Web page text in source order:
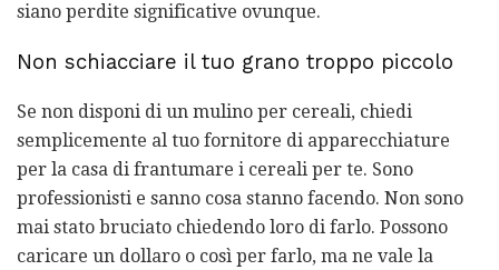
siano perdite significative ovunque.
Non schiacciare il tuo grano troppo piccolo
Se non disponi di un mulino per cereali, chiedi
semplicemente al tuo fornitore di apparecchiature
per la casa di frantumare i cereali per te. Sono
professionisti e sanno cosa stanno facendo. Non sono
mai stato bruciato chiedendo loro di farlo. Possono
caricare un dollaro o così per farlo, ma ne vale la